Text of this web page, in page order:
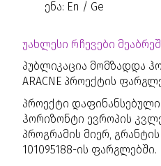
ენა: En / Ge
უახლესი რჩევები
პუბლიკაცია მომზადდა
ARACNE პროექტის
პროექტი
ჰორიზონტი ევროპის
პროგრამის მიერ,
101095188-ის ფარგლებში.